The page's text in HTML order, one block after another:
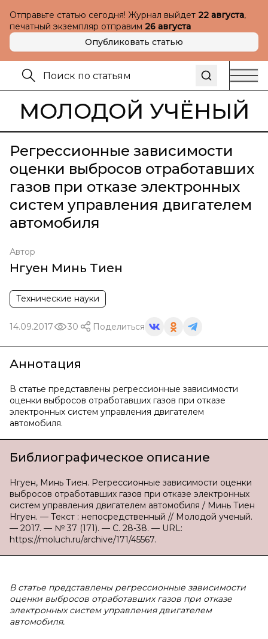
Отправьте статью сегодня! Журнал выйдет 22 августа,
печатный экземпляр отправим 26 августа
Опубликовать статью
МОЛОДОЙ УЧЁНЫЙ
Регрессионные зависимости
оценки выбросов отработавших
газов при отказе электронных
систем управления двигателем
автомобиля
Автор
Нгуен Минь Тиен
Технические науки
14.09.2017 30 Поделиться
Аннотация
В статье представлены регрессионные зависимости
оценки выбросов отработавших газов при отказе
электронных систем управления двигателем
автомобиля.
Библиографическое описание
Нгуен, Минь Тиен. Регрессионные зависимости оценки
выбросов отработавших газов при отказе электронных
систем управления двигателем автомобиля / Минь Тиен
Нгуен. — Текст : непосредственный // Молодой ученый.
— 2017. — № 37 (171). — С. 28-38. — URL:
https://moluch.ru/archive/171/45567.
В статье представлены регрессионные зависимости
оценки выбросов отработавших газов при отказе
электронных систем управления двигателем
автомобиля.